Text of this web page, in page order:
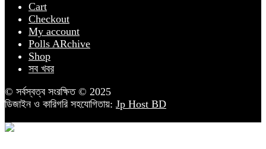
Cart
Checkout
My account
Polls ARchive
Shop
সব খবর
© সর্বস্বত্ব সংরক্ষিত © 2025
ডিজাইন ও কারিগরি সহযোগিতায়: Jp Host BD